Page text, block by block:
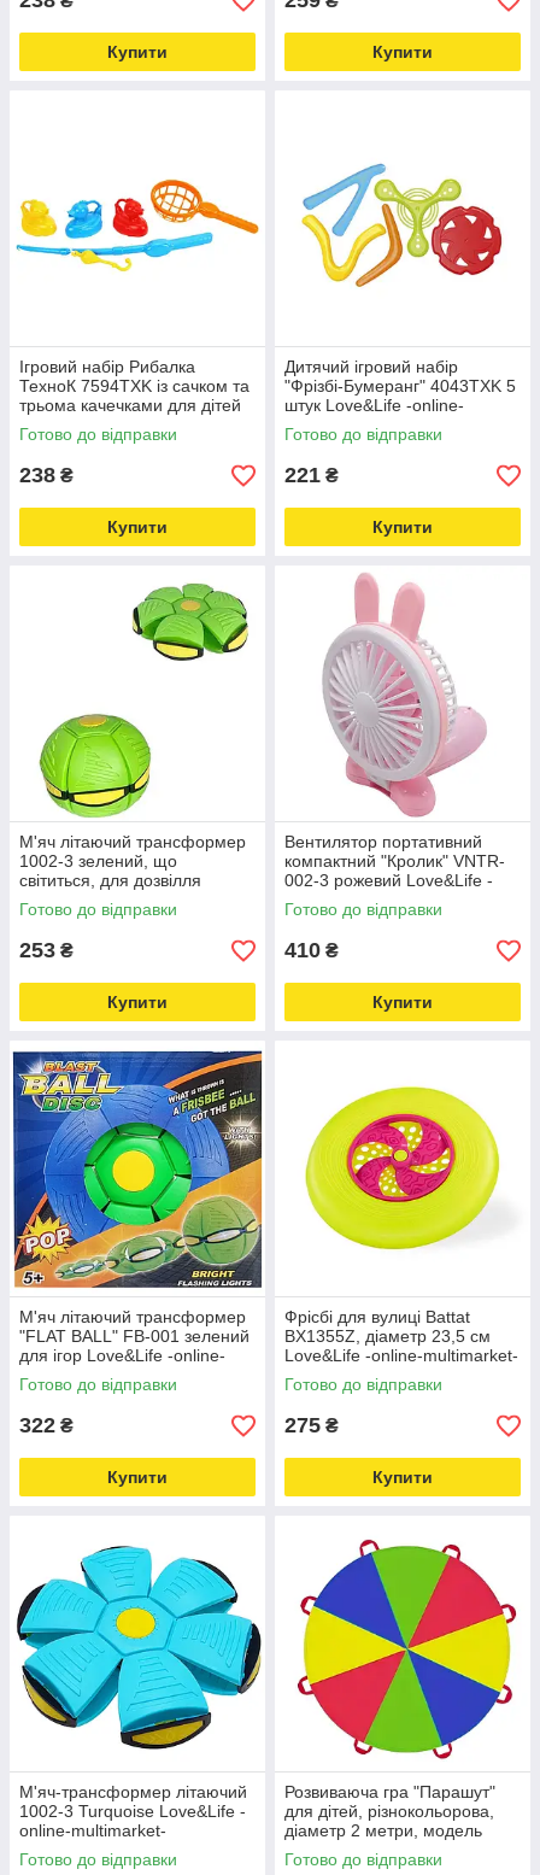
Купити Купити
Ігровий набір Рибалка
ТехноК 7594TXK із сачком та
трьома качечками для дітей
Love&Life -online-multimarket-
Готово до відправки
238 ₴
Купити
Дитячий ігровий набір
"Фрізбі-Бумеранг" 4043TXK 5
штук Love&Life -online-
multimarket-
Готово до відправки
221 ₴
Купити
М'яч літаючий трансформер
1002-3 зелений, що
світиться, для дозвілля
Love&Life -online-multimarket-
Готово до відправки
253 ₴
Купити
Вентилятор портативний
компактний "Кролик" VNTR-
002-3 рожевий Love&Life -
online-multimarket-
Готово до відправки
410 ₴
Купити
М'яч літаючий трансформер
"FLAT BALL" FB-001 зелений
для ігор Love&Life -online-
multimarket-
Готово до відправки
322 ₴
Купити
Фрісбі для вулиці Battat
BX1355Z, діаметр 23,5 см
Love&Life -online-multimarket-
Готово до відправки
275 ₴
Купити
М'яч-трансформер літаючий
1002-3 Turquoise Love&Life -
online-multimarket-
Готово до відправки
Розвиваюча гра "Парашут"
для дітей, різнокольорова,
діаметр 2 метри, модель
108-147 Love&Life -online-
multimarket-
Готово до відправки